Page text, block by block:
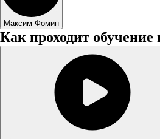
Максим Фомин
Как проходит